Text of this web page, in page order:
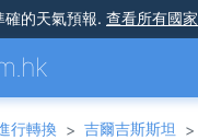
確的天氣預報. 查看所有國家
行轉換 > 吉爾吉斯斯坦 >